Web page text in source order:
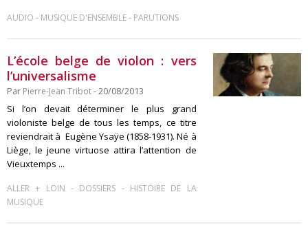
AUDIO - MUSIQUE D'ENSEMBLE- PARUTIONS
L’école belge de violon : vers
l’universalisme
Par Pierre-Jean Tribot- 20/08/2013
Si l’on devait déterminer le plus grand
violoniste belge de tous les temps, ce titre
reviendrait à Eugène Ysaÿe (1858-1931). Né à
Liège, le jeune virtuose attira l’attention de
Vieuxtemps ...
ALLER + LOIN - DOSSIERS - HISTOIRE DE LA
MUSIQUE